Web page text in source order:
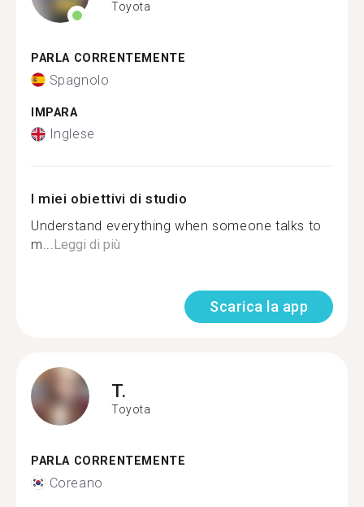
Toyota
PARLA CORRENTEMENTE
Spagnolo
IMPARA
Inglese
I miei obiettivi di studio
Understand everything when someone talks to
m...Leggi di più
Scarica la app
T.
Toyota
PARLA CORRENTEMENTE
Coreano